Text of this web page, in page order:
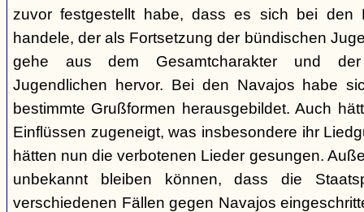
zuvor festgestellt habe, dass es sich bei den
handele, der als Fortsetzung der bündischen
gehe aus dem Gesamtcharakter und der
Jugendlichen hervor. Bei den Navajos habe
bestimmte Grußformen herausgebildet. Auch
Einflüssen zugeneigt, was insbesondere ihr
hätten nun die verbotenen Lieder gesungen.
unbekannt bleiben können, dass die
verschiedenen Fällen gegen Navajos